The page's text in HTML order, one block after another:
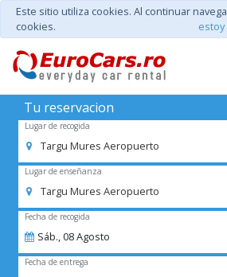
Este sitio utiliza cookies. Al continuar
cookies.
Tu reservacion
Lugar de recogida
Targu Mures Aeropuerto
Lugar de enseñanza
Targu Mures Aeropuerto
Fecha de recogida
Sáb.,08Agosto
Fecha de entrega